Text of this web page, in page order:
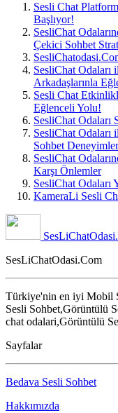
Sesli Chat
Başlıyor!
SesliChat
Çekici Sohbet
SesliChat Odaları
Arkadaşlarınla
Sesli Chat
Eğlenceli Yolu!
SesliChat Odaları
SesliChat
Sohbet
SesliChat
Karşı Önlemler
SesliChat Odaları
KameraLi Sesli
SesLiChatOdasi.Com
Türkiye'nin en iyi Mobil
Sesli Sohbet,Görüntülü
chat odalari,Görüntülü
Sayfalar
Bedava Sesli Sohbet
Hakkımızda